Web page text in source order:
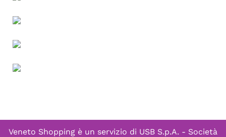
Veneto Shopping è un servizio di USB S.p.A. - Società